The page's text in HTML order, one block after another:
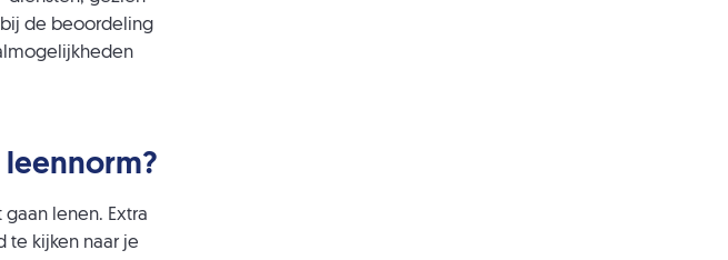
de beoordeling
lenen. Extra
te kijken naar je